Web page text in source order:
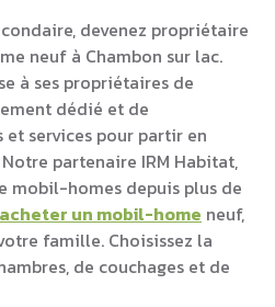
devenez propriétaire
neuf à Chambon sur lac.
à ses propriétaires de
dédié et de
services pour partir en
partenaire IRM Habitat,
mobil-homes depuis plus de
acheter un mobil-home neuf,
famille. Choisissez la
de couchages et de